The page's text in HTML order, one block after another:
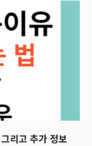
코피가 나는 이유와 질병, 멈추게 하는 법 그리고 추가 정보